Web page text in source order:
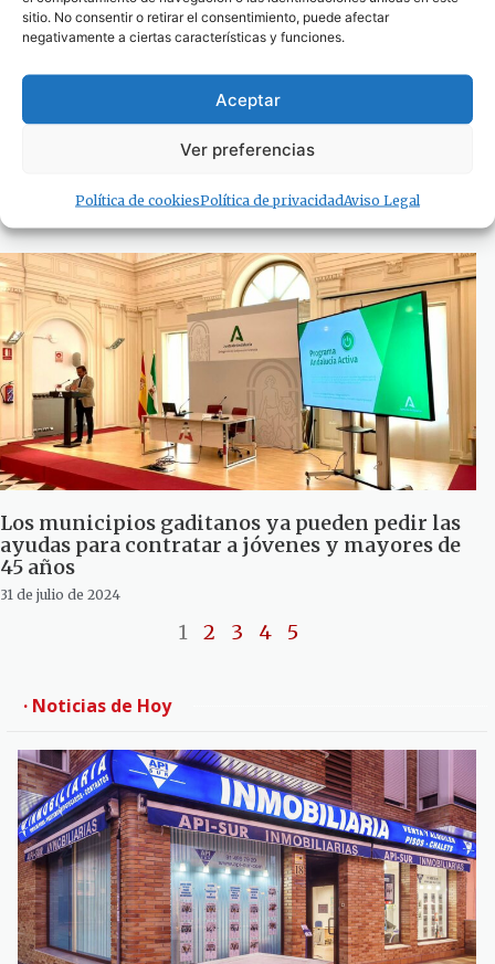
sitio. No consentir o retirar el consentimiento, puede afectar
negativamente a ciertas características y funciones.
Aceptar
Ver preferencias
Política de cookiesPolítica de privacidadAviso Legal
PlanetA; ayudas para la construcción y mejora
de estaciones de transferencia de biorresiduos
6 de agosto de 2024
Los municipios gaditanos ya pueden pedir las
ayudas para contratar a jóvenes y mayores de
45 años
31 de julio de 2024
1 2 3 4 5
· Noticias de Hoy